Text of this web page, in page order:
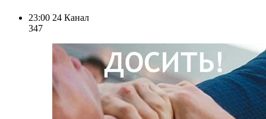
23:00 24 Канал
347